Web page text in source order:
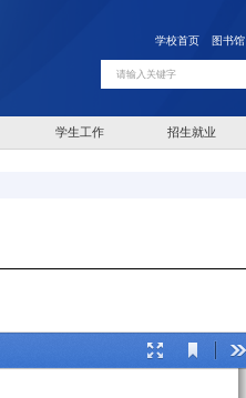
学校首页 图书馆
学生工作 招生就业